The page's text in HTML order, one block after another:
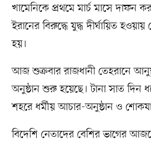
খামেনিকে প্রথমে মার্চ মাসে দাফন
ইরানের বিরুদ্ধে যুদ্ধ দীর্ঘায়িত
হয়।
আজ শুক্রবার রাজধানী তেহরানে
অনুষ্ঠান শুরু হয়েছে। টানা সাত দিন
শহরে ধর্মীয় আচার-অনুষ্ঠান ও
বিদেশি নেতাদের বেশির ভাগের